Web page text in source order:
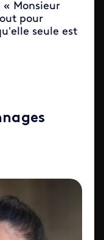
« Monsieur
pour
seule est